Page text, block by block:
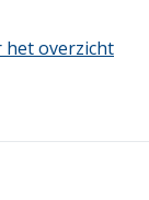
het overzicht